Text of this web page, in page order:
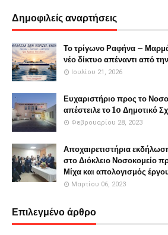
Δημοφιλείς αναρτήσεις
Το τρίγωνο Ραφήνα –
νέο δίκτυο απέναντι από
Ιουλίου 21, 2026
Ευχαριστήριο προς το
απέστειλε το 1o Δημοτικό
Φεβρουαρίου 28, 2023
Αποχαιρετιστήρια
στο Διόκλειο Νοσοκομείο
Μίχα και απολογισμός
Μαρτίου 06, 2023
Επιλεγμένο άρθρο